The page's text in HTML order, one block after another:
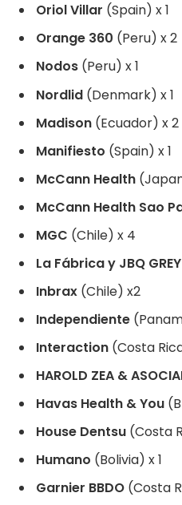
Oriol Villar (Spain) x 1
Orange 360 (Peru) x 2
Nodos (Peru) x 1
Nordlid (Denmark) x 1
Madison (Ecuador) x 2
Manifiesto (Spain) x 1
McCann Health
McCann Health Sao
MGC (Chile) x 4
La Fábrica y JBQ GREY
Inbrax (Chile) x2
Independiente
Interaction (Costa
HAROLD ZEA &
Havas Health & You
House Dentsu (Costa
Humano (Bolivia) x 1
Garnier BBDO (Costa